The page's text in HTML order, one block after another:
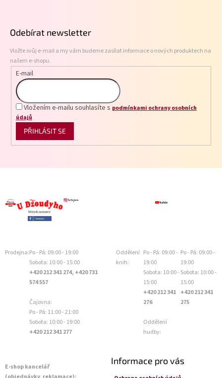
Odebírat newsletter
Vložte svůj e-mail a my vám budeme zasílat informace o nových produktech na
našem e-shopu.
E-mail
Vložením e-mailu souhlasíte s podmínkami ochrany osobních
údajů
PŘIHLÁSIT SE
Prodejna:Po - Pá: 09:00 - 19:00
Sobota: 10:00 - 15:00
+420 212 341 274, +420 731
574 557
Čajovna:
Po - Pá: 11:00 - 21:00
Sobota: 10:00 - 19:00
+420 212 341 277
Oddělení
knih:
Po - Pá: 09:00 -
19:00
Sobota: 10:00 -
15:00
+420 212 341
276
Oddělení
hudby:
Po - Pá: 09:00 -
19:00
Sobota: 10:00 -
15:00
+420 212 341
275
E-shop kancelář
Informace pro vás